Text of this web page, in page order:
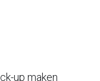
up maken